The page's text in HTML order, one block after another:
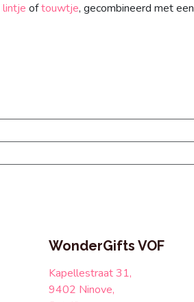
lintje oftouwtje, gecombineerd met een
WonderGifts VOF
Kapellestraat 31,
9402 Ninove,